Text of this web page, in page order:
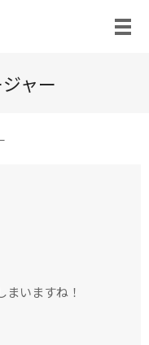
ャー
まいますね！